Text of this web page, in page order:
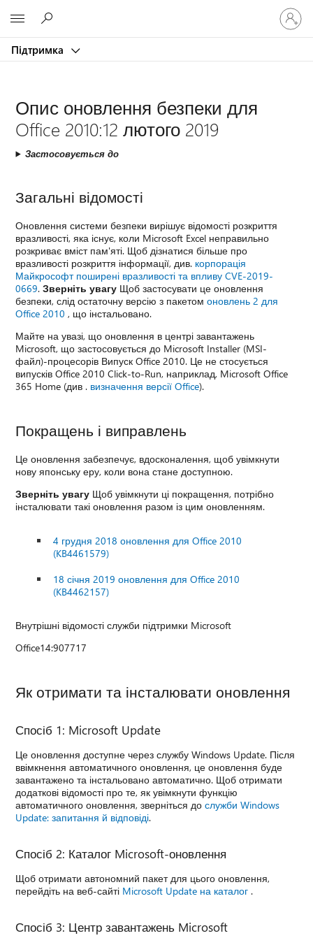
Підтримка
Увійдіть
свій
запис
Опис оновлення безпеки для
Office 2010:12 лютого 2019
Застосовується до
Загальні відомості
Оновлення системи безпеки вирішує відомості розкриття
вразливості, яка існує, коли Microsoft Excel неправильно
розкриває вміст пам'яті. Щоб дізнатися більше про
вразливості розкриття інформації, див. корпорація
Майкрософт поширені вразливості та впливу CVE-2019-
0669.Зверніть увагу Щоб застосувати це оновлення
безпеки, слід остаточну версію з пакетомоновлень 2 для
Office 2010 , що інстальовано.
Майте на увазі, що оновлення в центрі завантажень
Microsoft, що застосовується до Microsoft Installer (MSI-
файл)-процесорів Випуск Office 2010. Це не стосується
випусків Office 2010 Click-to-Run, наприклад, Microsoft Office
365 Home (див . визначення версії Office).
Покращень і виправлень
Це оновлення забезпечує, вдосконалення, щоб увімкнути
нову японську еру, коли вона стане доступною.
Зверніть увагу Щоб увімкнути ці покращення, потрібно
інсталювати такі оновлення разом із цим оновленням.
4 грудня 2018 оновлення для Office 2010
(KB4461579)
18 січня 2019 оновлення для Office 2010
(KB4462157)
Внутрішні відомості служби підтримки Microsoft
Office14:907717
Як отримати та інсталювати оновлення
Спосіб 1: Microsoft Update
Це оновлення доступне через службу Windows Update. Після
ввімкнення автоматичного оновлення, це оновлення буде
завантажено та інстальовано автоматично. Щоб отримати
додаткові відомості про те, як увімкнути функцію
автоматичного оновлення, зверніться дослужби Windows
Update: запитання й відповіді.
Спосіб 2: Каталог Microsoft-оновлення
Щоб отримати автономний пакет для цього оновлення,
перейдіть на веб-сайті Microsoft Update на каталог .
Спосіб 3: Центр завантажень Microsoft